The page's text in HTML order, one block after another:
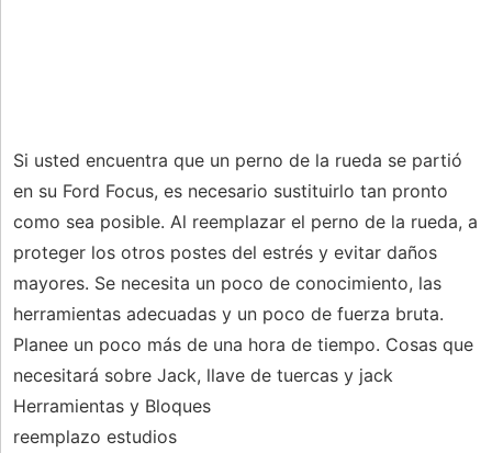
Si usted encuentra que un perno de la rueda se partió
en su Ford Focus, es necesario sustituirlo tan pronto
como sea posible. Al reemplazar el perno de la rueda, a
proteger los otros postes del estrés y evitar daños
mayores. Se necesita un poco de conocimiento, las
herramientas adecuadas y un poco de fuerza bruta.
Planee un poco más de una hora de tiempo. Cosas que
necesitará sobre Jack, llave de tuercas y jack
Herramientas y Bloques
reemplazo estudios